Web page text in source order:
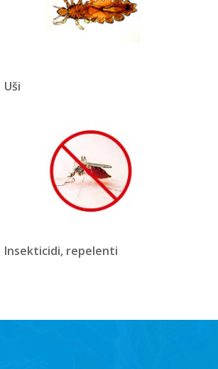
Uši
Insekticidi, repelenti